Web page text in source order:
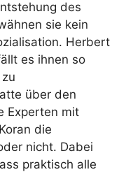
des
sie kein
Herbert
es ihnen so
über den
Experten mit
die
nicht. Dabei
praktisch alle